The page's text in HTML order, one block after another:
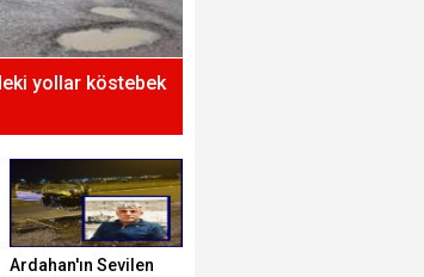
yollar köstebek
Ardahan'ın Sevilen